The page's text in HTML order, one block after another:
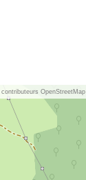
OpenStreetMap